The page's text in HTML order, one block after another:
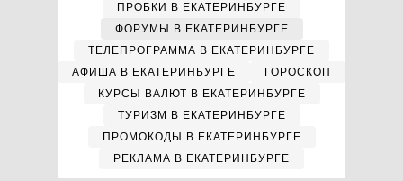
ПРОБКИ В ЕКАТЕРИНБУРГЕ
ФОРУМЫ В ЕКАТЕРИНБУРГЕ
ТЕЛЕПРОГРАММА В ЕКАТЕРИНБУРГЕ
АФИША В ЕКАТЕРИНБУРГЕ
ГОРОСКОП
КУРСЫ ВАЛЮТ В ЕКАТЕРИНБУРГЕ
ТУРИЗМ В ЕКАТЕРИНБУРГЕ
ПРОМОКОДЫ В ЕКАТЕРИНБУРГЕ
РЕКЛАМА В ЕКАТЕРИНБУРГЕ